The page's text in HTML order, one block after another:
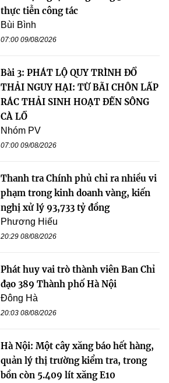
thực tiễn công tác
Bùi Bình
07:00 09/08/2026
Bài 3: PHÁT LỘ QUY TRÌNH ĐỔ
THẢI NGUY HẠI: TỪ BÃI CHÔN LẤP
RÁC THẢI SINH HOẠT ĐẾN SÔNG
CÀ LỒ
Nhóm PV
07:00 09/08/2026
Thanh tra Chính phủ chỉ ra nhiều vi
phạm trong kinh doanh vàng, kiến
nghị xử lý 93,733 tỷ đồng
Phương Hiếu
20:29 08/08/2026
Phát huy vai trò thành viên Ban Chỉ
đạo 389 Thành phố Hà Nội
Đông Hà
20:03 08/08/2026
Hà Nội: Một cây xăng báo hết hàng,
quản lý thị trường kiểm tra, trong
bồn còn 5.409 lít xăng E10